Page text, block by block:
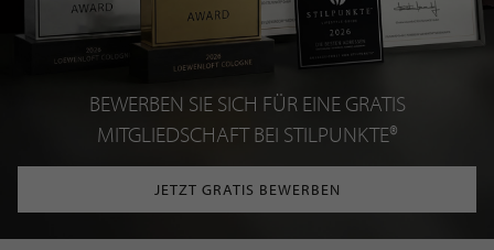
BEWERBEN SIE SICH FÜR EINE GRATIS
MITGLIEDSCHAFT BEI STILPUNKTE®
JETZT GRATIS BEWERBEN